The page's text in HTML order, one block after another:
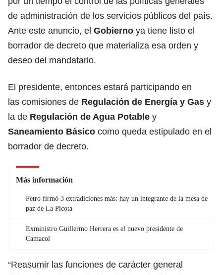
de administración de los servicios públicos del país.
Ante este anuncio, el Gobierno ya tiene listo el
borrador de decreto que materializa esa orden y
deseo del mandatario.
El presidente, entonces estará participando en
las comisiones de Regulación de Energía y Gas y
la de Regulación de Agua Potable y
Saneamiento Básico como queda estipulado en el
borrador de decreto.
Más información
Petro firmó 3 extradiciones más: hay un integrante de la mesa de
paz de La Picota
Exministro Guillermo Herrera es el nuevo presidente de
Camacol
“Reasumir las funciones de carácter general